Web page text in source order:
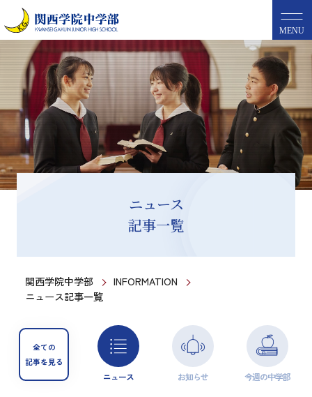
MENU
ニュース
記事一覧
関西学院中学部
INFORMATION
ニュース記事一覧
全ての
記事を見る
ニュース お知らせ 今週の中学部